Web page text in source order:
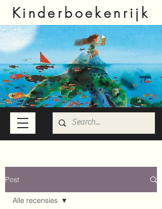
Kinderboekenrijk
Post
Alle recensies